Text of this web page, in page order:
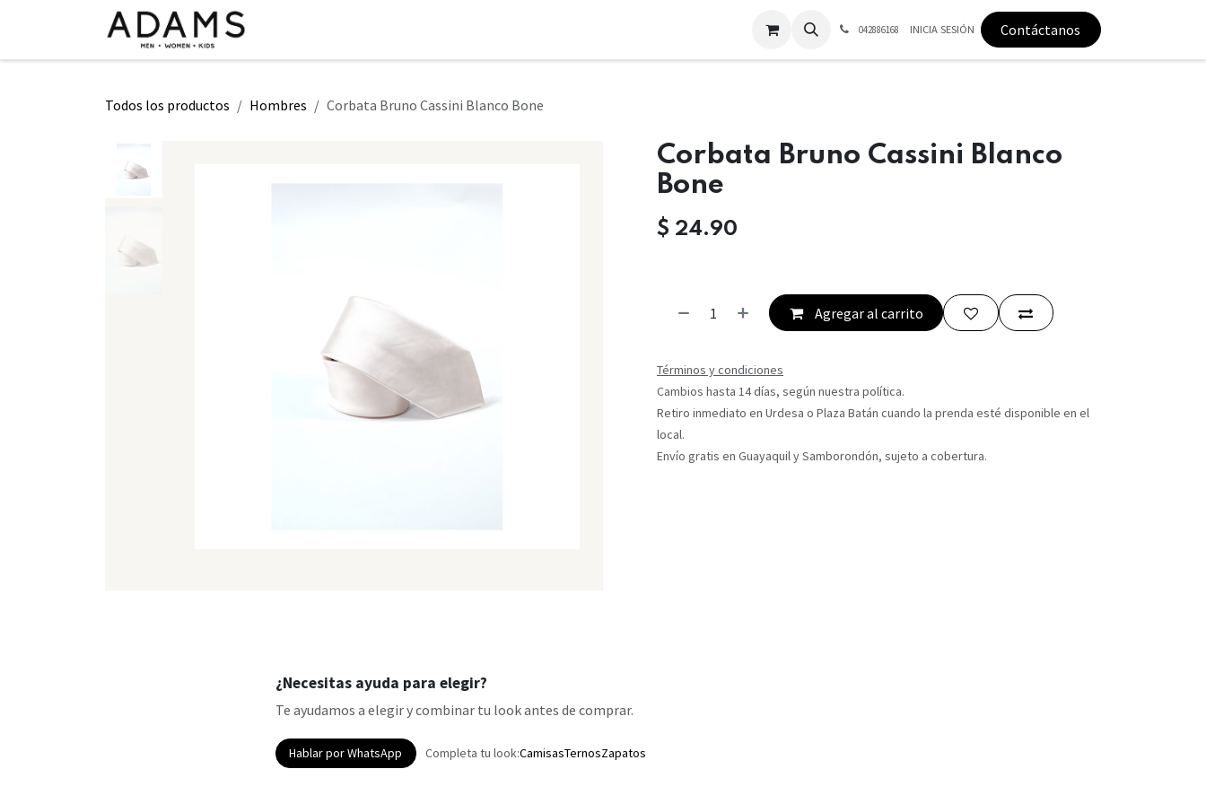
042886168 INICIA SESIÓN Contáctanos
Todos los productos Hombres Corbata Bruno Cassini Blanco Bone
Corbata Bruno Cassini Blanco
Bone
$ 24.90
Agregar al carrito
Términos y condiciones
Cambios hasta 14 días, según nuestra política.
Retiro inmediato en Urdesa o Plaza Batán cuando la prenda esté disponible en el
local.
Envío gratis en Guayaquil y Samborondón, sujeto a cobertura.
¿Necesitas ayuda para elegir?
Te ayudamos a elegir y combinar tu look antes de comprar.
Hablar por WhatsApp Completa tu look:CamisasTernosZapatos